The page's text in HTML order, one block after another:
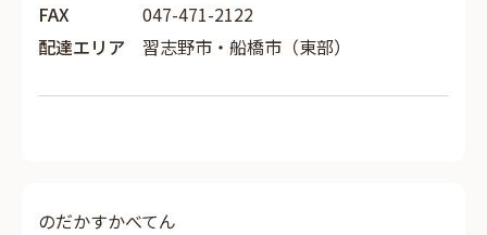
FAX
047-471-2122
配達エリア
習志野市・船橋市（東部）
のだかすかべてん